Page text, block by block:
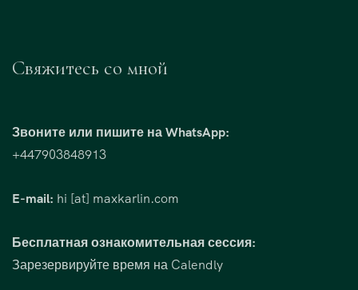
Свяжитесь со мной
Звоните или пишите на WhatsApp:
+447903848913
E-mail: hi [at] maxkarlin.com
Бесплатная ознакомительная сессия:
Зарезервируйте время на Calendly